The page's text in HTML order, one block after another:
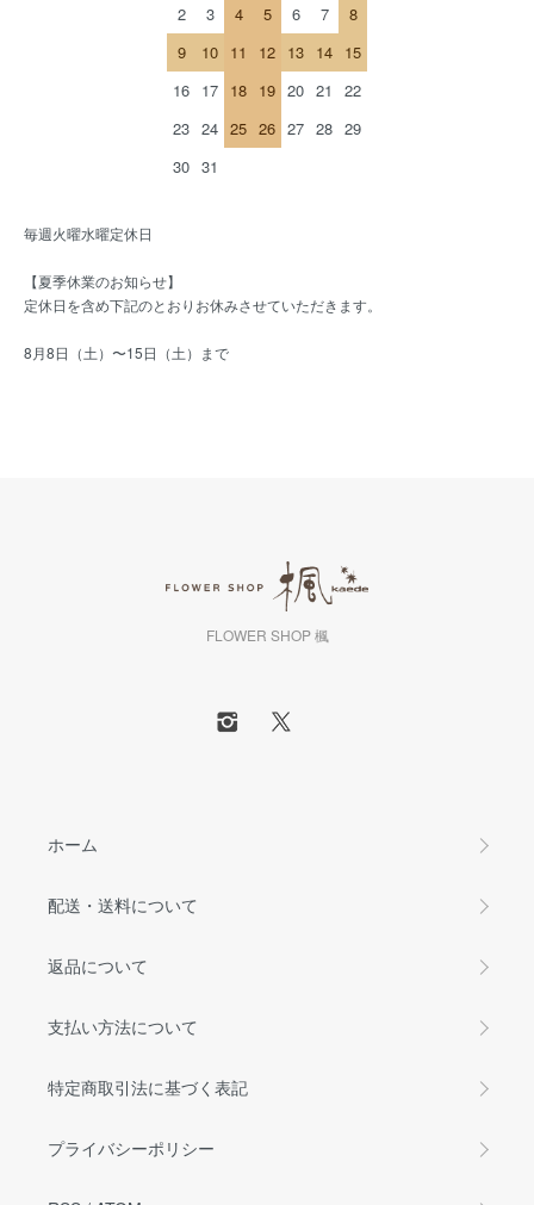
2
3 4 5 6 7
8
9
10 11 12 13 14 15
16 17 18 19 20 21
22
23 24 25 26 27 28 29
30 31
毎週火曜水曜定休日
【夏季休業のお知らせ】
定休日を含め下記のとおりお休みさせていただきます。
8月8日（土）〜15日（土）まで
FLOWER SHOP 楓
ホーム
配送・送料について
返品について
支払い方法について
特定商取引法に基づく表記
プライバシーポリシー